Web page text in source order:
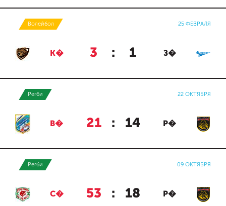
Волейбол 25 ФЕВРАЛЯ
К� 3 : 1 З�
Регби 22 ОКТЯБРЯ
В� 21 : 14 Р�
Регби 09 ОКТЯБРЯ
С� 53 : 18 Р�